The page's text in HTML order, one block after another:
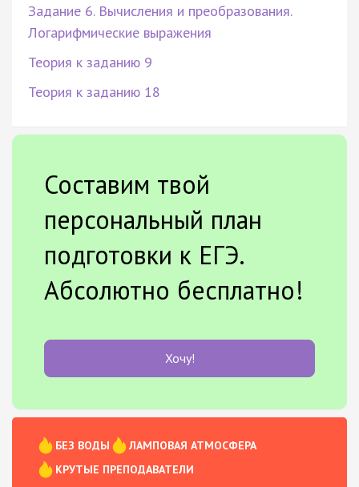
Задание 6. Вычисления и преобразования.
Логарифмические выражения
Теория к заданию 9
Теория к заданию 18
Составим твой
персональный план
подготовки к ЕГЭ.
Абсолютно бесплатно!
Хочу!
БЕЗ ВОДЫ
ЛАМПОВАЯ АТМОСФЕРА
КРУТЫЕ ПРЕПОДАВАТЕЛИ